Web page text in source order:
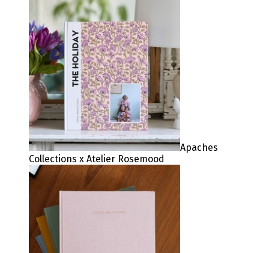
Apaches
Collections x Atelier Rosemood